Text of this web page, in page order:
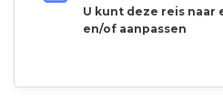
U kunt deze reis naar
en/of aanpassen